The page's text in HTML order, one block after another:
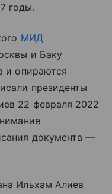
годы.
МИД
и Баку
и опираются
президенты
22 февраля 2022
документа —
Ильхам Алиев